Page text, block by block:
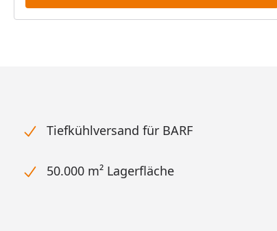
Tiefkühlversand für BARF
50.000 m² Lagerfläche